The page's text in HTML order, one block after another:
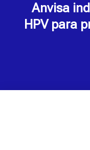
Anvisa
HPV para